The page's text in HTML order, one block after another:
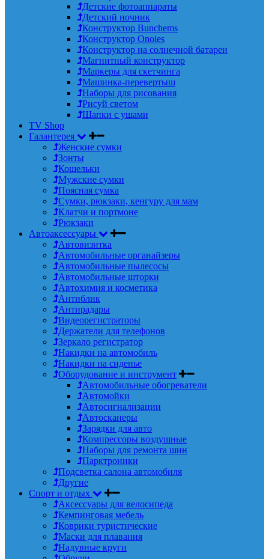
Детские фотоаппараты
Детский ночник
Конструктор Bunchems
Конструктор Onoies
Конструктор на солнечной батареи
Магнитный конструктор
Маркеры для скетчинга
Машинка-перевертыш
Наборы для рисования
Рисуй светом
Шапки с ушами
TV Shop
Галантерея
Женские сумки
Зонты
Кошельки
Мужские сумки
Поясная сумка
Сумки, рюкзаки, кенгуру для мам
Клатчи и портмоне
Рюкзаки
Автоаксессуары
Автовизитка
Автомобильные органайзеры
Автомобильные пылесосы
Автомобильные шторки
Автохимия и косметика
Антиблик
Антирадары
Видеорегистраторы
Держатели для телефонов
Зеркало регистратор
Накидки на автомобиль
Накидки на сиденье
Оборудование и инструмент
Автомобильные обогреватели
Автомойки
Автосигнализации
Автосканеры
Зарядки для авто
Компрессоры воздушные
Наборы для ремонта шин
Парктроники
Подсветка салона автомобиля
Другие
Спорт и отдых
Аксессуары для велосипеда
Кемпинговая мебель
Коврики туристические
Маски для плавания
Надувные круги